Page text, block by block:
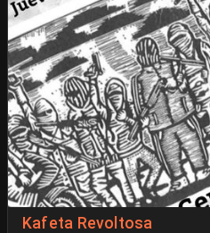
Kafeta Revoltosa